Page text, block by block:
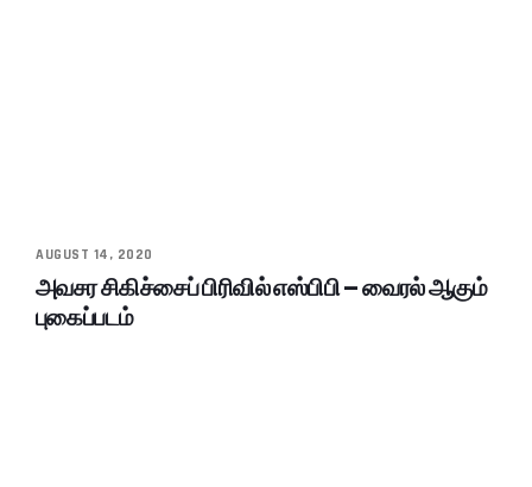
AUGUST 14, 2020
அவசர சிகிச்சைப் பிரிவில் எஸ்பிபி – வைரல் ஆகும்
புகைப்படம்